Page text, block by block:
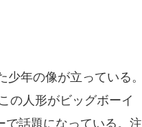
年の像が立っている。
の人形がビッグボーイ
話題になっている。注